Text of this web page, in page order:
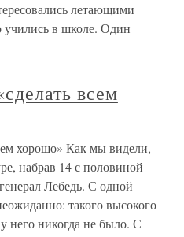
летающими
учились в школе. Один
всем
хорошо» Как мы видели,
набрав 14 с половиной
Лебедь. С одной
такого высокого
него никогда не было. С